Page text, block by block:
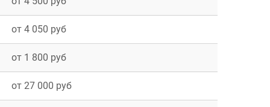
от 4 050 руб
от 1 800 руб
от 27 000 руб